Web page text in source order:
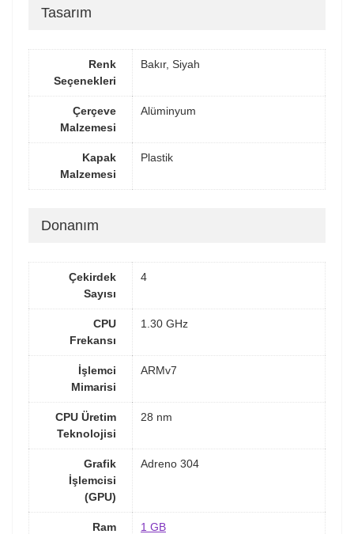
Tasarım
Renk
Seçenekleri
Bakır, Siyah
Çerçeve
Malzemesi
Alüminyum
Kapak
Malzemesi
Plastik
Donanım
Çekirdek
Sayısı
4
CPU
Frekansı
1.30 GHz
İşlemci
Mimarisi
ARMv7
CPU Üretim
Teknolojisi
28 nm
Grafik
İşlemcisi
(GPU)
Adreno 304
Ram 1 GB